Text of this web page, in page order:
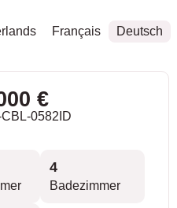
Français Deutsch
€
0582ID
4
Badezimmer